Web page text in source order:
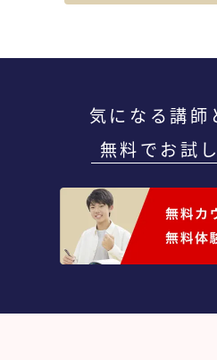
気になる講師
無料でお試